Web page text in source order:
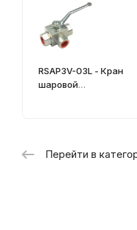
RSAP3V-03L - Кран
шаровой
Перейти в